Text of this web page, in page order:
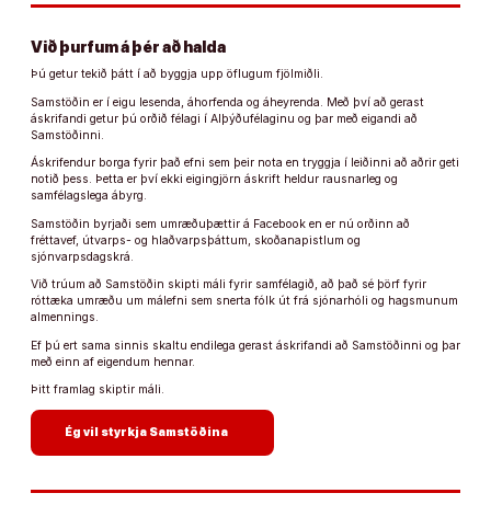
Við þurfum á þér að halda
Þú getur tekið þátt í að byggja upp öflugum fjölmiðli.
Samstöðin er í eigu lesenda, áhorfenda og áheyrenda. Með því að gerast
áskrifandi getur þú orðið félagi í Alþýðufélaginu og þar með eigandi að
Samstöðinni.
Áskrifendur borga fyrir það efni sem þeir nota en tryggja í leiðinni að aðrir geti
notið þess. Þetta er því ekki eigingjörn áskrift heldur rausnarleg og
samfélagslega ábyrg.
Samstöðin byrjaði sem umræðuþættir á Facebook en er nú orðinn að
fréttavef, útvarps- og hlaðvarpsþáttum, skoðanapistlum og
sjónvarpsdagskrá.
Við trúum að Samstöðin skipti máli fyrir samfélagið, að það sé þörf fyrir
róttæka umræðu um málefni sem snerta fólk út frá sjónarhóli og hagsmunum
almennings.
Ef þú ert sama sinnis skaltu endilega gerast áskrifandi að Samstöðinni og þar
með einn af eigendum hennar.
Þitt framlag skiptir máli.
Ég vil styrkja Samstöðina